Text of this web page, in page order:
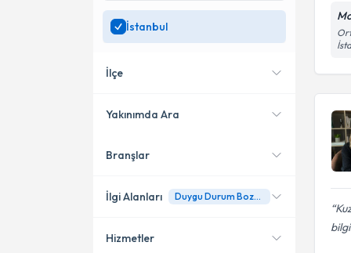
uzman ara
İstanbul
İlçe
Kadıköy
Bakırköy
Yakınımda Ara
Konumuma yakın uzmanları
Branşlar
Psikoloji
İlgi Alanları Duygu Durum Bozuklukları
Hizmetler